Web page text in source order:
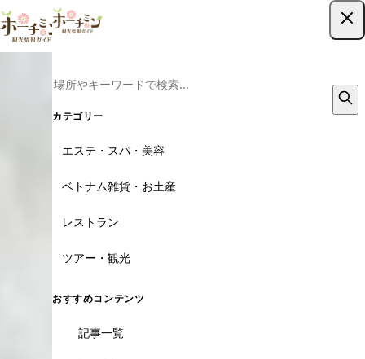
カテゴリー
エステ・スパ・美容
ベトナム雑貨・お土産
レストラン
ツアー・観光
おすすめコンテンツ
記事一覧